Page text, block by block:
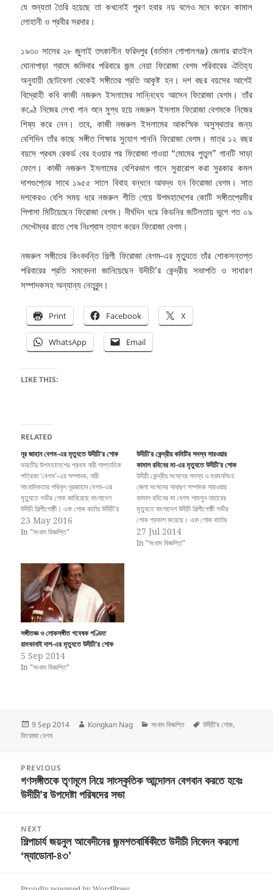
যে শুন্যতা তৈরি হয়েছে তা কখনোই পূরণ হবার নয় বলেও মনে করেন কামাল
লোহানী ও প্রবীর সরদার।
১৯৩০ সালের ২৮ জুলাই তৎকালীন ফরিদপুর (বর্তমান গোপালগঞ্জ) জেলার রাতইল
ঘোনাপাড়া গ্রামে জমিদার পরিবারে জন্ম নেয়া ফিরোজা বেগম পরিবারের ঐতিহ্য
অনুযায়ী ছোটবেলা থেকেই সঙ্গীতের প্রতি আকৃষ্ট হন। দশ বছর বয়সের আগেই
বিদ্রোহী কবি কাজী নজরুল ইসলামের সান্নিধ্যে আসেন ফিরোজা বেগম। তাঁর
কণ্ঠে নিজের লেখা গান শুনে মুগ্ধ হয়ে নজরুল ইসলাম ফিরোজা বেগমকে নিজের
শিষ্য করে নেন। তবে, কাজী নজরুল ইসলামের আকস্মিক অসুস্থতার জন্য
বেশিদিন তাঁর কাছে সঙ্গীত শিক্ষার সুযোগ পাননি ফিরোজা বেগম। মাত্র ১২ বছর
বয়সে প্রথম রেকর্ড বের হওয়ার পর ফিরোজা গাওয়া “মোমের পুতুল” গানটি সাড়া
ফেলে। কাজী নজরুল ইসলামের বেশিরভাগ গানে সুরারোপ করা সুরকার কমল
দাশগুপ্তের সাথে ১৯৫৫ সালে বিবাহ বন্ধনে আবদ্ধ হন ফিরোজা বেগম। সাত
দশকেরও বেশি সময় ধরে নজরুল গীতি গেয়ে উপমহাদেশের কোটি সঙ্গীতপ্রেমীর
পিপাসা মিটিয়েছেন ফিরোজা বেগম। দীর্ঘদিন ধরে কিডনির জটিলতায় ভুগে গত ০৯
সেপ্টেম্বর রাতে শেষ নিঃশ্বাস ত্যাগ করেন ফিরোজা বেগম।
নজরুল সঙ্গীতের কিংবদন্তি শিল্পী ফিরোজা বেগম-এর মৃত্যুতে তাঁর শোকসন্তপ্ত
পরিবারের প্রতি সমবেদনা জানিয়েছেন উদীচী’র কেন্দ্রীয় সভাপতি ও সাধারণ
সম্পাদকসহ অন্যান্য নেতৃবৃন্দ।
Print Facebook X
WhatsApp Email
LIKE THIS:
RELATED
নূর জাহান বেগম-এর মৃত্যুতে উদীচী’র শোক
ভারতীয় উপমহাদেশের প্রথম নারী সাপ্তাহিক
পত্রিকা ‘বেগম’-এর সম্পাদক, নারী
সাংবাদিকতার পথিকৃৎ নূরজাহান বেগম-এর
মৃত্যুতে গভীর শোক জানিয়েছে বাংলাদেশ
উদীচী শিল্পীগোষ্ঠী। এক শোক বার্তায় উদীচী’র
কেন্দ্রীয় সংসদের সভাপতি কামাল লোহানী ও
প্রবীর সরদার বলেন, কিংবদন্তি এ
অধ্যায়ের পরিসমাপ্তি ঘটলো। বাংলার নারী
জাগরণ এবং…
23 May 2016
In "সংবাদ বিজ্ঞপ্তি"
উদীচী’র কেন্দ্রীয় কমিটির সদস্য সারওয়ার
কামাল রবিনের মা-এর মৃত্যুতে উদীচী’র শোক
উদীচী কেন্দ্রীয় সংসদের সদস্য ও ময়মনসিংহ
জেলা সংসদের সাধারণ সম্পাদক সারওয়ার
কামাল রবিনের মা বেগম শামসুন নাহারের
মৃত্যুতে বাংলাদেশ উদীচী শিল্পীগোষ্ঠী গভীর
শোক প্রকাশ করেছে। এক শোক বার্তায়
উদীচী’র কেন্দ্রীয় সংসদের সভাপতি কামাল
লোহানী ও সাধারণ সম্পাদক প্রবীর সরদার
27 Jul 2014
In "সংবাদ বিজ্ঞপ্তি"
সঙ্গীতজ্ঞ ও লোকসঙ্গীত গবেষক পণ্ডিত
রামকানাই দাশ-এর মৃত্যুতে উদীচী’র শোক
5 Sep 2014
In "সংবাদ বিজ্ঞপ্তি"
Posted
on
9 Sep 2014 Author
Kongkan Nag Categories
সংবাদ বিজ্ঞপ্তি Tags
উদীচী’র শোক,
ফিরোজা বেগম
navigation
PREVIOUS
Previous
post:
গণসঙ্গীতকে তৃণমূলে নিয়ে সাংস্কৃতিক আন্দোলন বেগবান করতে হবেঃ
উদীচী’র উপদেষ্টা পরিষদের সভা
NEXT
Next
post:
শিল্পাচার্য জয়নুল আবেদীনের জন্মশতবার্ষিকীতে উদীচী নিবেদন করলো
‘ম্যাডোনা-৪৩’